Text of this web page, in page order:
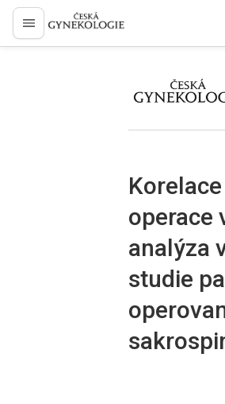
proLékaře.cz
proLékaře.cz
operace
analýza
studie